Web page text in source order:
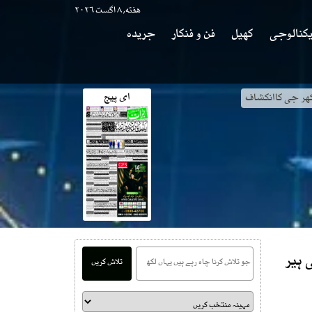
هفته, ۸ اگست ۲۰۲۶
کھیل فن و فنکار
جریدہ
جی کاانکشاف ای پیج
تلاش کریں